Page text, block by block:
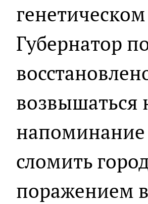
Губернатор
возвышаться
сломить
поражением